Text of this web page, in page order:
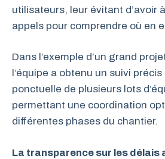
utilisateurs, leur évitant d’avoir
appels pour comprendre où en
Dans l’exemple d’un grand
l’équipe a obtenu un suivi
ponctuelle de plusieurs lots
permettant une coordination
différentes phases du chantier.
La transparence sur les délais